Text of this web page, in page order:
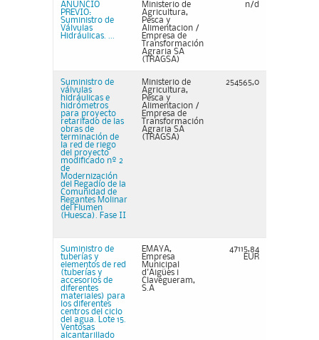
ANUNCIO
PREVIO:
Suministro de
Válvulas
Hidráulicas. ...
Ministerio de
Agricultura,
Pesca y
Alimentacion /
Empresa de
Transformación
Agraria SA
(TRAGSA)
n/d
Suministro de
válvulas
hidráulicas e
hidrómetros
para proyecto
retarifado de las
obras de
terminación de
la red de riego
del proyecto
modificado nº 2
de
Modernización
del Regadío de la
Comunidad de
Regantes Molinar
del Flumen
(Huesca). Fase II
Ministerio de
Agricultura,
Pesca y
Alimentacion /
Empresa de
Transformación
Agraria SA
(TRAGSA)
254565,0
Suministro de
tuberías y
elementos de red
(tuberías y
accesorios de
diferentes
materiales) para
los diferentes
centros del ciclo
del agua. Lote 15.
Ventosas
alcantarillado
EMAYA,
Empresa
Municipal
d'Aigües i
Clavegueram,
S.A
47115,84
EUR